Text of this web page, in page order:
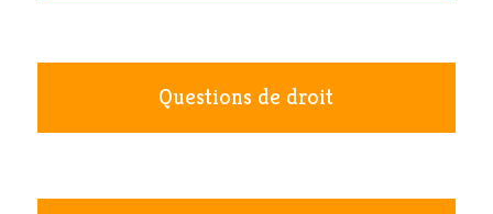
Questions de droit